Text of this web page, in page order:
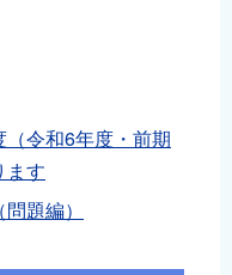
令和6年度・前期
ます
題編）